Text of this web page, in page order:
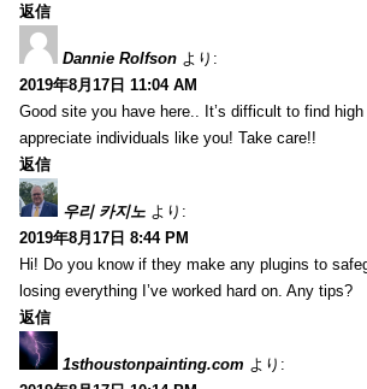
返信
Dannie Rolfson より:
2019年8月17日 11:04 AM
Good site you have here.. It’s difficult to find
appreciate individuals like you! Take care!!
返信
우리 카지노 より:
2019年8月17日 8:44 PM
Hi! Do you know if they make any plugins to
losing everything I’ve worked hard on. Any tips?
返信
1sthoustonpainting.com より: